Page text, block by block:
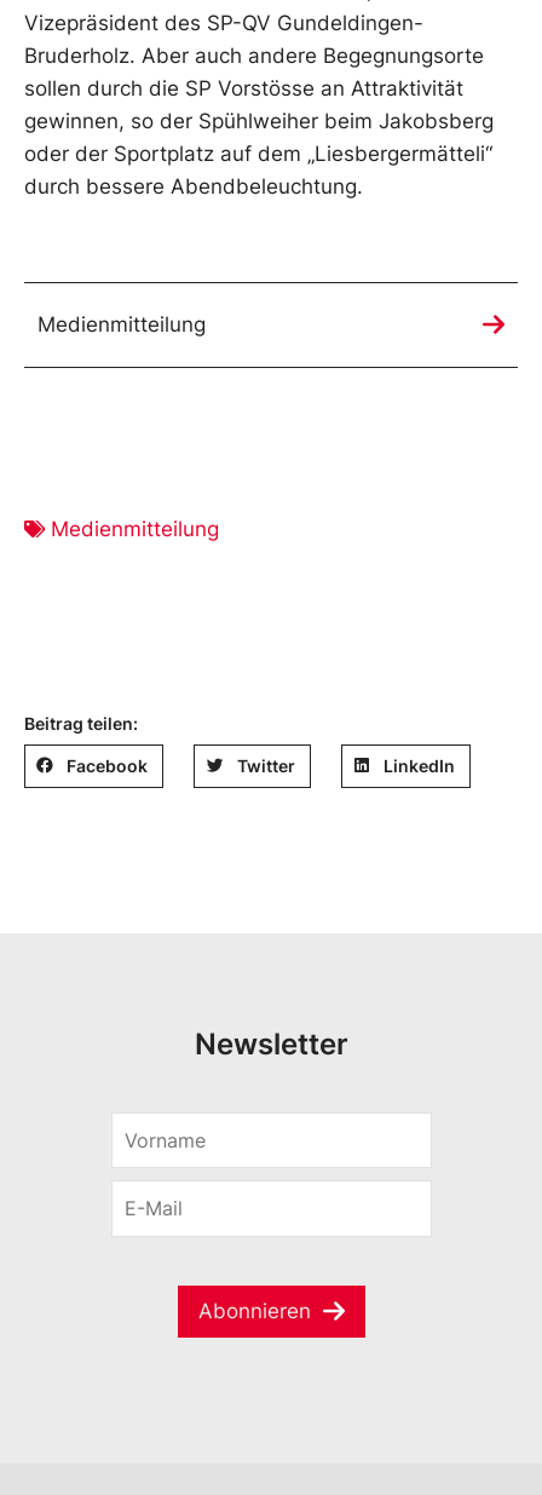
Vizepräsident des SP-QV Gundeldingen-
Bruderholz. Aber auch andere Begegnungsorte
sollen durch die SP Vorstösse an Attraktivität
gewinnen, so der Spühlweiher beim Jakobsberg
oder der Sportplatz auf dem „Liesbergermätteli“
durch bessere Abendbeleuchtung.
Medienmitteilung
Medienmitteilung
Beitrag teilen:
Facebook Twitter LinkedIn
Newsletter
r
m
M
i
*
E
M
Abonnieren